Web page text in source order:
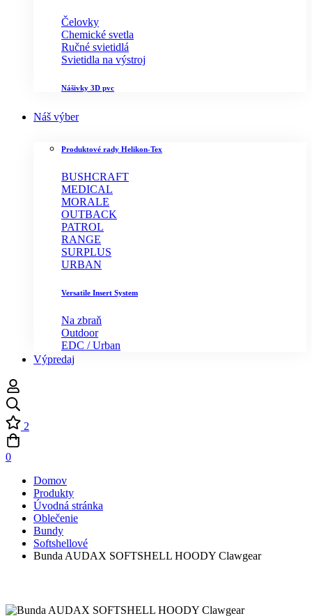
Čelovky
Chemické svetla
Ručné svietidlá
Svietidla na výstroj
Nášivky 3D pvc
Náš výber
Produktové rady Helikon-Tex
BUSHCRAFT
MEDICAL
MORALE
OUTBACK
PATROL
RANGE
SURPLUS
URBAN
Versatile Insert System
Na zbraň
Outdoor
EDC / Urban
Výpredaj
2
0
Domov
Produkty
Úvodná stránka
Oblečenie
Bundy
Softshellové
Bunda AUDAX SOFTSHELL HOODY Clawgear